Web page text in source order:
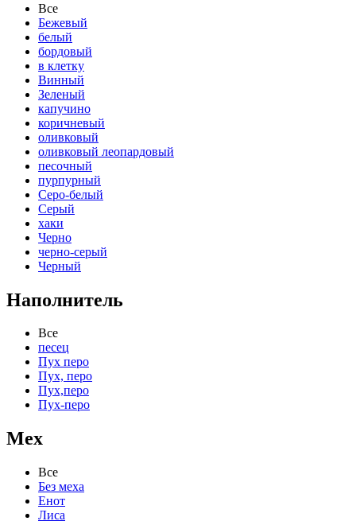
Все
Бежевый
белый
бордовый
в клетку
Винный
Зеленый
капучино
коричневый
оливковый
оливковый леопардовый
песочный
пурпурный
Серо-белый
Серый
хаки
Черно
черно-серый
Черный
Наполнитель
Все
песец
Пух перо
Пух, перо
Пух,перо
Пух-перо
Мех
Все
Без меха
Енот
Лиса